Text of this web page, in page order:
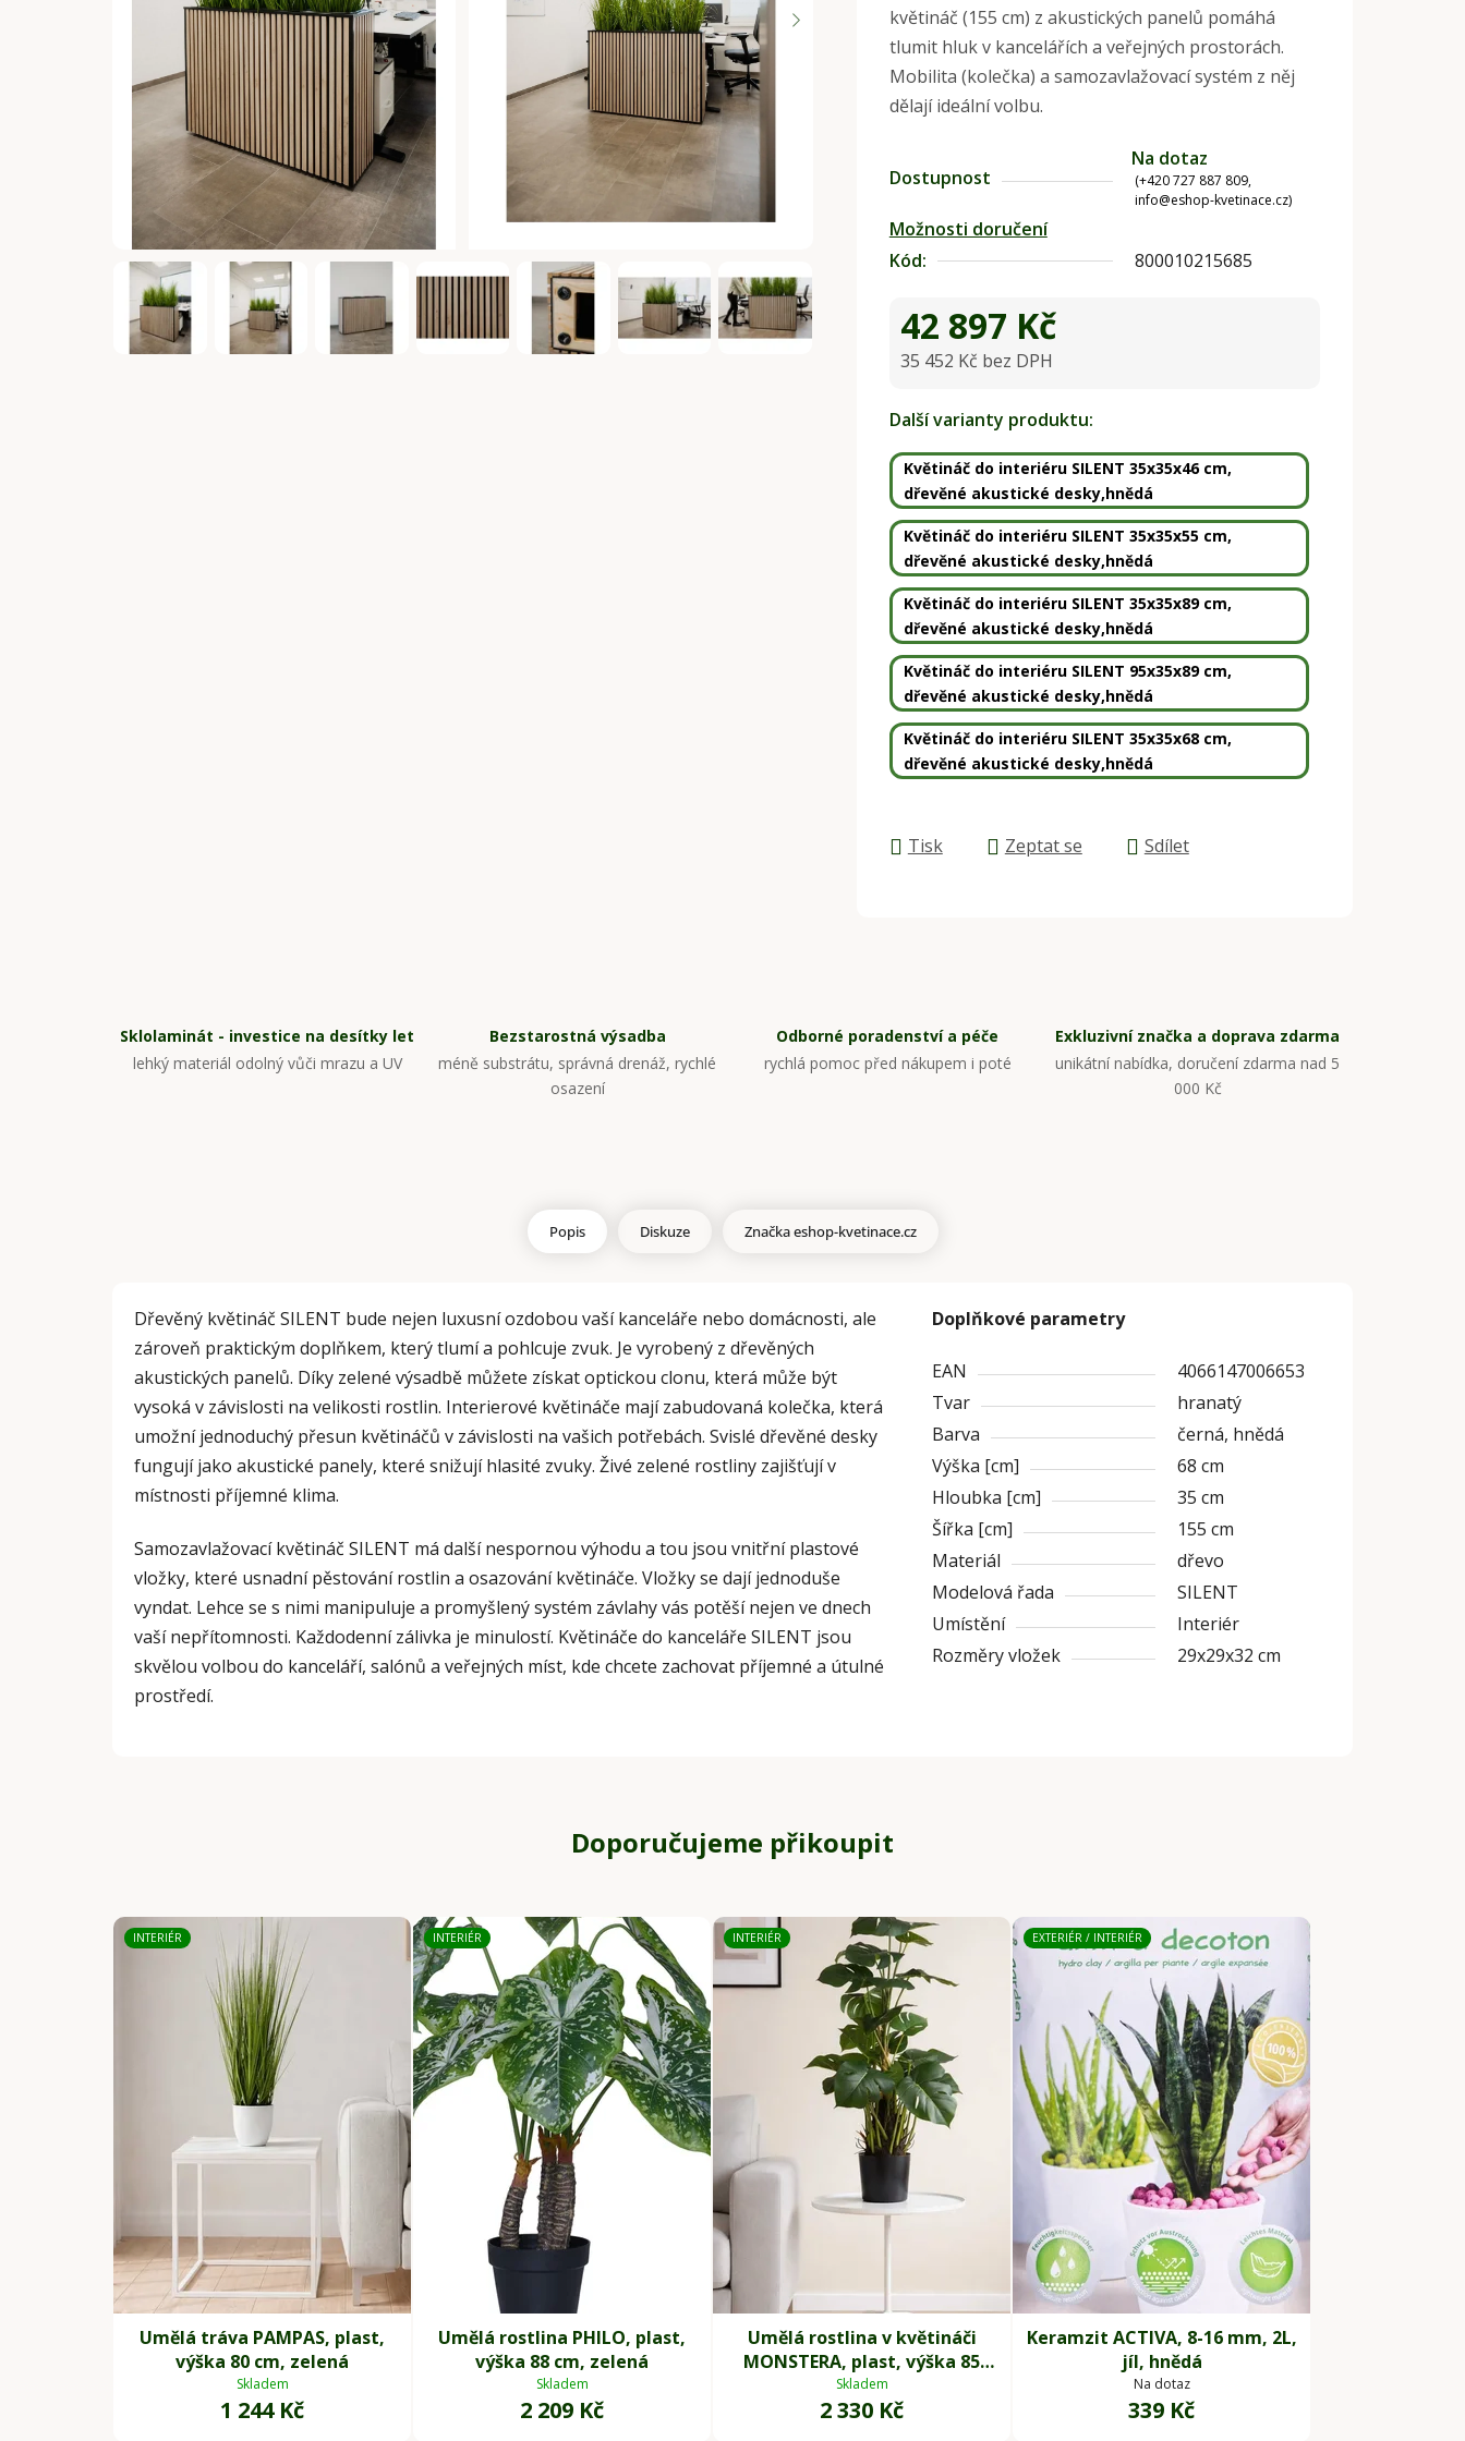
je
0,0
z
5
květináč (155 cm) z akustických panelů pomáhá
tlumit hluk v kancelářích a veřejných prostorách.
Mobilita (kolečka) a samozavlažovací systém z něj
dělají ideální volbu.
Dostupnost
Na dotaz
(+420 727 887 809,
info@eshop-kvetinace.cz)
Možnosti doručení
Kód:
800010215685
42 897 Kč
35 452 Kč bez DPH
Další varianty produktu:
Květináč do interiéru SILENT 35x35x46 cm,
dřevěné akustické desky,hnědá
Květináč do interiéru SILENT 35x35x55 cm,
dřevěné akustické desky,hnědá
Květináč do interiéru SILENT 35x35x89 cm,
dřevěné akustické desky,hnědá
Květináč do interiéru SILENT 95x35x89 cm,
dřevěné akustické desky,hnědá
Květináč do interiéru SILENT 35x35x68 cm,
dřevěné akustické desky,hnědá
Tisk Zeptat se Sdílet
Sklolaminát - investice na desítky let
lehký materiál odolný vůči mrazu a UV
Bezstarostná výsadba
méně substrátu, správná drenáž, rychlé
osazení
Odborné poradenství a péče
rychlá pomoc před nákupem i poté
Exkluzivní značka a doprava zdarma
unikátní nabídka, doručení zdarma nad 5
000 Kč
Popis Diskuze Značkaeshop-kvetinace.cz
Dřevěný květináč SILENT bude nejen luxusní ozdobou vaší kanceláře nebo domácnosti, ale
zároveň praktickým doplňkem, který tlumí a pohlcuje zvuk. Je vyrobený z dřevěných
akustických panelů. Díky zelené výsadbě můžete získat optickou clonu, která může být
vysoká v závislosti na velikosti rostlin. Interierové květináče mají zabudovaná kolečka, která
umožní jednoduchý přesun květináčů v závislosti na vašich potřebách. Svislé dřevěné desky
fungují jako akustické panely, které snižují hlasité zvuky. Živé zelené rostliny zajišťují v
místnosti příjemné klima.
Samozavlažovací květináč SILENT má další nespornou výhodu a tou jsou vnitřní plastové
vložky, které usnadní pěstování rostlin a osazování květináče. Vložky se dají jednoduše
vyndat. Lehce se s nimi manipuluje a promyšlený systém závlahy vás potěší nejen ve dnech
vaší nepřítomnosti. Každodenní zálivka je minulostí. Květináče do kanceláře SILENT jsou
skvělou volbou do kanceláří, salónů a veřejných míst, kde chcete zachovat příjemné a útulné
prostředí.
Doplňkové parametry
EAN
4066147006653
Tvar
hranatý
Barva
černá, hnědá
Výška [cm]
68 cm
Hloubka [cm]
35 cm
Šířka [cm]
155 cm
Materiál
dřevo
Modelová řada
SILENT
Umístění
Interiér
Rozměry vložek
29x29x32 cm
Doporučujeme přikoupit
INTERIÉR
Umělá tráva PAMPAS, plast,
výška 80 cm, zelená
Skladem
1 244 Kč
INTERIÉR
Umělá rostlina PHILO, plast,
výška 88 cm, zelená
Skladem
2 209 Kč
INTERIÉR
Umělá rostlina v květináči
MONSTERA, plast, výška 85
cm, zelená
Skladem
2 330 Kč
EXTERIÉR / INTERIÉR
Keramzit ACTIVA, 8-16 mm, 2L,
jíl, hnědá
Na dotaz
339 Kč